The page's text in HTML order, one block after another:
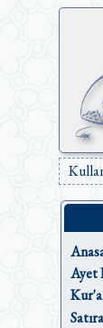
Ayet